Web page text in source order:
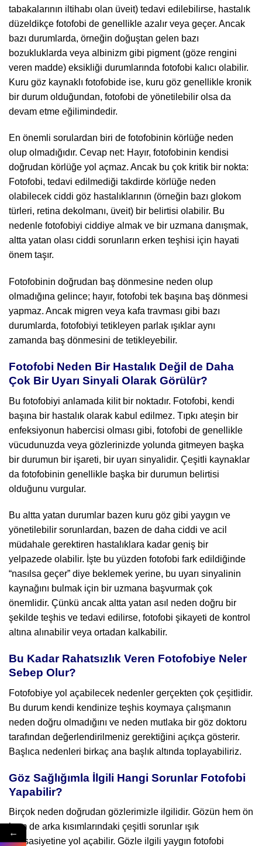
tabakalarının iltihabı olan üveit) tedavi edilebilirse, hastalık
düzeldikçe fotofobi de genellikle azalır veya geçer. Ancak
bazı durumlarda, örneğin doğuştan gelen bazı
bozukluklarda veya albinizm gibi pigment (göze rengini
veren madde) eksikliği durumlarında fotofobi kalıcı olabilir.
Kuru göz kaynaklı fotofobide ise, kuru göz genellikle kronik
bir durum olduğundan, fotofobi de yönetilebilir olsa da
devam etme eğilimindedir.
En önemli sorulardan biri de fotofobinin körlüğe neden
olup olmadığıdır. Cevap net: Hayır, fotofobinin kendisi
doğrudan körlüğe yol açmaz. Ancak bu çok kritik bir nokta:
Fotofobi, tedavi edilmediği takdirde körlüğe neden
olabilecek ciddi göz hastalıklarının (örneğin bazı glokom
türleri, retina dekolmanı, üveit) bir belirtisi olabilir. Bu
nedenle fotofobiyi ciddiye almak ve bir uzmana danışmak,
altta yatan olası ciddi sorunların erken teşhisi için hayati
önem taşır.
Fotofobinin doğrudan baş dönmesine neden olup
olmadığına gelince; hayır, fotofobi tek başına baş dönmesi
yapmaz. Ancak migren veya kafa travması gibi bazı
durumlarda, fotofobiyi tetikleyen parlak ışıklar aynı
zamanda baş dönmesini de tetikleyebilir.
Fotofobi Neden Bir Hastalık Değil de Daha
Çok Bir Uyarı Sinyali Olarak Görülür?
Bu fotofobiyi anlamada kilit bir noktadır. Fotofobi, kendi
başına bir hastalık olarak kabul edilmez. Tıpkı ateşin bir
enfeksiyonun habercisi olması gibi, fotofobi de genellikle
vücudunuzda veya gözlerinizde yolunda gitmeyen başka
bir durumun bir işareti, bir uyarı sinyalidir. Çeşitli kaynaklar
da fotofobinin genellikle başka bir durumun belirtisi
olduğunu vurgular.
Bu altta yatan durumlar bazen kuru göz gibi yaygın ve
yönetilebilir sorunlardan, bazen de daha ciddi ve acil
müdahale gerektiren hastalıklara kadar geniş bir
yelpazede olabilir. İşte bu yüzden fotofobi fark edildiğinde
“nasılsa geçer” diye beklemek yerine, bu uyarı sinyalinin
kaynağını bulmak için bir uzmana başvurmak çok
önemlidir. Çünkü ancak altta yatan asıl neden doğru bir
şekilde teşhis ve tedavi edilirse, fotofobi şikayeti de kontrol
altına alınabilir veya ortadan kalkabilir.
Bu Kadar Rahatsızlık Veren Fotofobiye Neler
Sebep Olur?
Fotofobiye yol açabilecek nedenler gerçekten çok çeşitlidir.
Bu durum kendi kendinize teşhis koymaya çalışmanın
neden doğru olmadığını ve neden mutlaka bir göz doktoru
tarafından değerlendirilmeniz gerektiğini açıkça gösterir.
Başlıca nedenleri birkaç ana başlık altında toplayabiliriz.
Göz Sağlığımla İlgili Hangi Sorunlar Fotofobi
Yapabilir?
Birçok neden doğrudan gözlerimizle ilgilidir. Gözün hem ön
hem de arka kısımlarındaki çeşitli sorunlar ışık
hassasiyetine yol açabilir. Gözle ilgili yaygın fotofobi
←